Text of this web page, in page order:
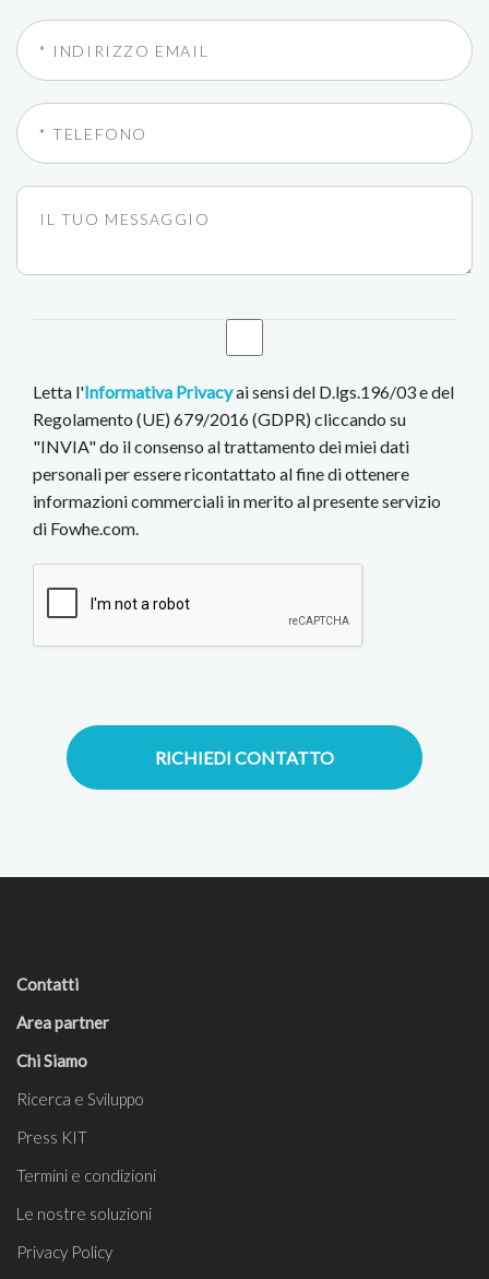
Letta l'Informativa Privacyai sensi del D.lgs.196/03 e del
Regolamento (UE) 679/2016 (GDPR) cliccando su
"INVIA" do il consenso al trattamento dei miei dati
personali per essere ricontattato al fine di ottenere
informazioni commerciali in merito al presente servizio
di Fowhe.com.
RICHIEDI CONTATTO
Contatti
Area partner
Chi Siamo
Ricerca e Sviluppo
Press KIT
Termini e condizioni
Le nostre soluzioni
Privacy Policy